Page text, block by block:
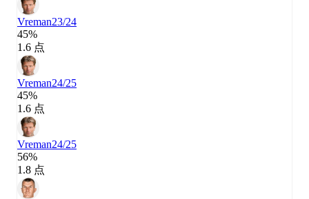
Vreman23/24
45%
1.6 点
Vreman24/25
45%
1.6 点
Vreman24/25
56%
1.8 点